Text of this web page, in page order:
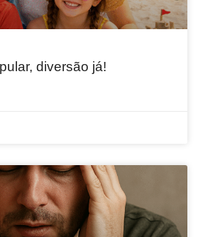
diversão já!